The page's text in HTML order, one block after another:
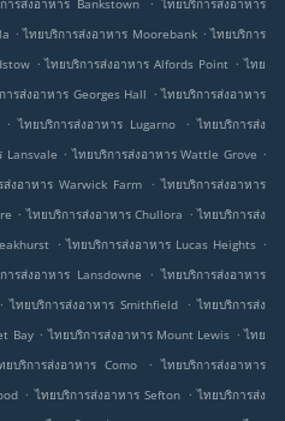
ารส่งอาหาร Bankstown
ไทยบริการส่งอาหาร
. ไทยบริการส่งอาหาร Moorebank . ไทยบริการ
. ไทยบริการส่งอาหาร Alfords Point . ไทย
ารส่งอาหาร Georges Hall . ไทยบริการส่งอาหาร
. ไทยบริการส่งอาหาร Lugarno . ไทยบริการส่ง
Lansvale . ไทยบริการส่งอาหาร Wattle Grove .
ส่งอาหาร Warwick Farm . ไทยบริการส่งอาหาร
. ไทยบริการส่งอาหาร Chullora . ไทยบริการส่ง
. ไทยบริการส่งอาหาร Lucas Heights .
ารส่งอาหาร Lansdowne . ไทยบริการส่งอาหาร
. ไทยบริการส่งอาหาร Smithfield . ไทยบริการส่ง
Bay . ไทยบริการส่งอาหาร Mount Lewis . ไทย
ยบริการส่งอาหาร Como . ไทยบริการส่งอาหาร
. ไทยบริการส่งอาหาร Sefton . ไทยบริการส่ง